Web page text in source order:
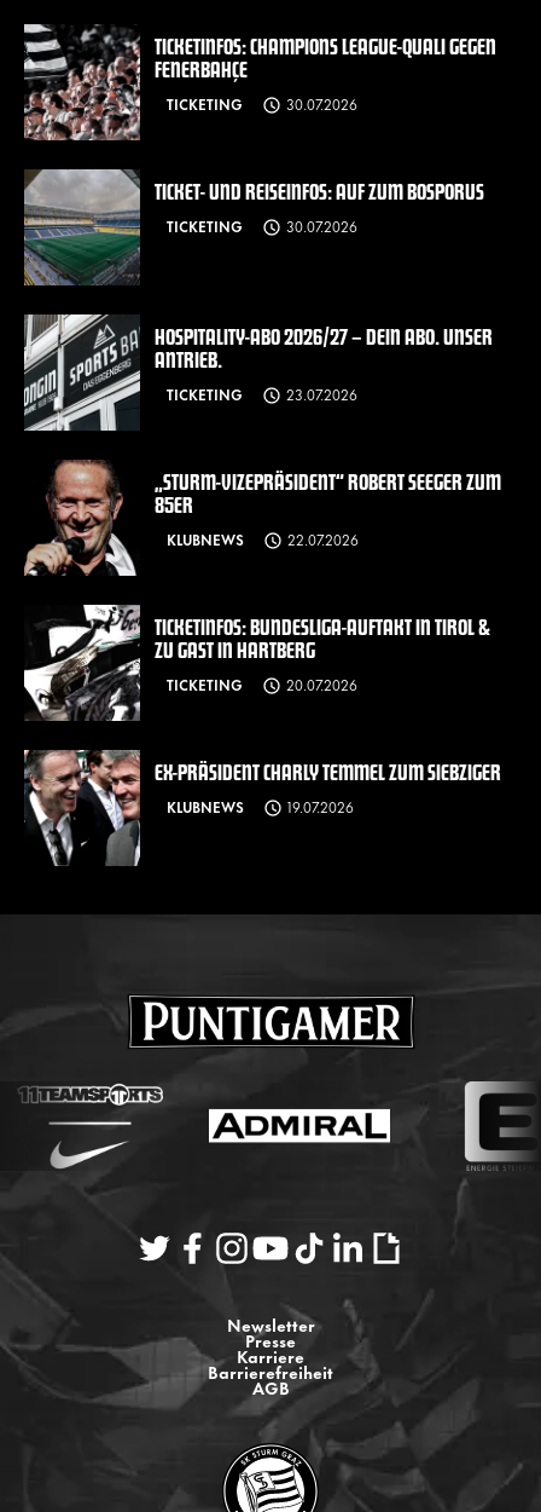
TICKETINFOS: CHAMPIONS LEAGUE-QUALI GEGEN
FENERBAHÇE
TICKETING 30.07.2026
TICKET- UND REISEINFOS: AUF ZUM BOSPORUS
TICKETING 30.07.2026
HOSPITALITY-ABO 2026/27 – DEIN ABO. UNSER
ANTRIEB.
TICKETING 23.07.2026
„STURM-VIZEPRÄSIDENT“ ROBERT SEEGER ZUM
85ER
KLUBNEWS 22.07.2026
TICKETINFOS: BUNDESLIGA-AUFTAKT IN TIROL &
ZU GAST IN HARTBERG
TICKETING 20.07.2026
EX-PRÄSIDENT CHARLY TEMMEL ZUM SIEBZIGER
KLUBNEWS 19.07.2026
Newsletter
Presse
Karriere
Barrierefreiheit
AGB